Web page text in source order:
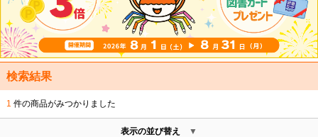
検索結果
1 件の商品がみつかりました
表示の並び替え